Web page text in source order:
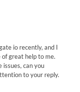
io recently, and I
great help to me.
issues, can you
to your reply.